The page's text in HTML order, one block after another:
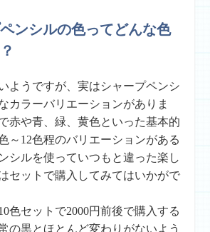
ンシルの色ってどんな色
ようですが、実はシャープペンシ
カラーバリエーションがありま
赤や青、緑、黄色といった基本的
～12色程のバリエーションがある
シルを使っていつもと違った楽し
セットで購入してみてはいかがで
色セットで2000円前後で購入する
の黒とほとんど変わりがないよう